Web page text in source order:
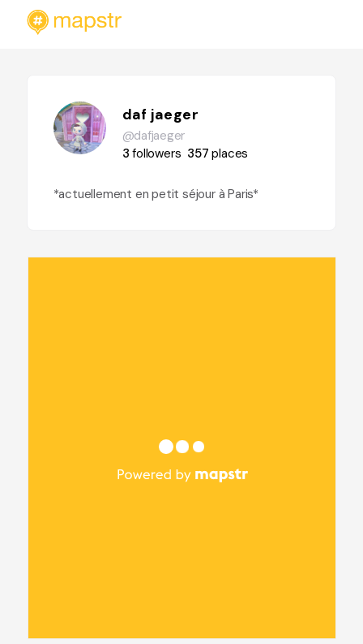
daf jaeger
@dafjaeger
3followers 357places
*actuellement en petit séjour à Paris*